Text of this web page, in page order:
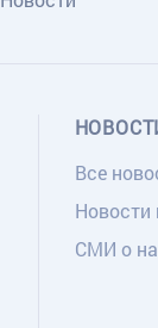
Все
Новости
СМИ о